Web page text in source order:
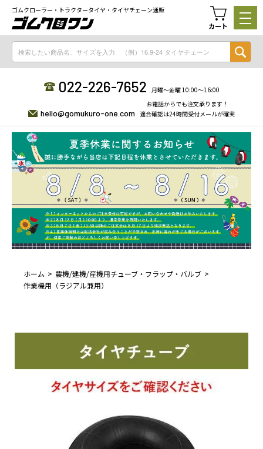
ゴムクローラー・トラクタータイヤ・タイヤチェーン通販
カート
022-226-7652 月曜〜金曜 10:00〜16:00
hello@gomukuro-one.com
お電話からでも注文承ります！
適合確認は24時間受付メールが確実
ホーム
農機/建機/産機用チューブ・フラップ・バルブ
作業機用（ラジアル兼用）